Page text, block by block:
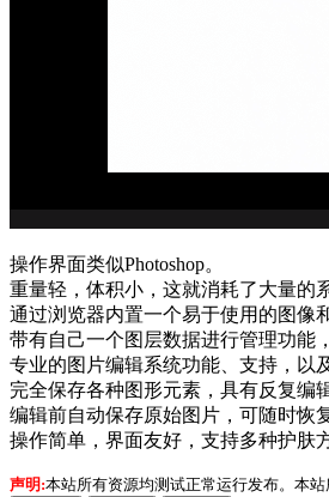
操作界面类似Photoshop。
重量轻，体积小，这就消耗了大量的
通过浏览器内置一个易于使用的图像
带有自己一个图层数据进行管理功能
专业的图片编辑系统功能、支持，以
完全保存各种图形元素，具有反复编
编辑前自动保存原始图片，可随时恢复
操作简单，界面友好，支持多种护肤
声明:本站所有资源均测试正常运行发布。本